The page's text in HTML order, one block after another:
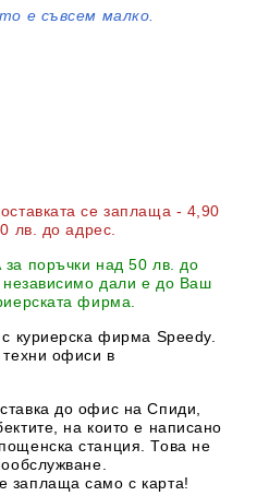
е съвсем малко.
се заплаща - 4,90
лв. до адрес
поръчки над 50 лв. до
независимо дали е до Ваш
фирма.
куриерска фирма Speedy.
техни офиси в
до офис на Спиди,
на които е написано
станция. Това не
заплаща само с карта!